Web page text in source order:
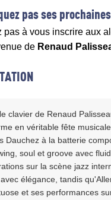
pas ses
pas à vous inscrire aux
de Renaud
clavier de Renaud
en véritable fête
Dauchez à la batterie
soul et groove avec
sur la scène jazz
élégance, tandis
et ses performances